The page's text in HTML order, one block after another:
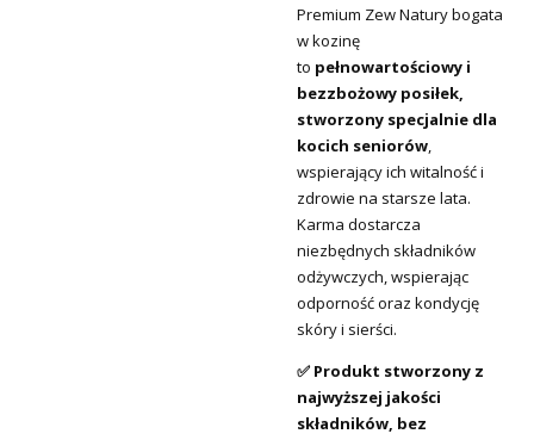
Premium Zew Natury bogata
w kozinę
to pełnowartościowy i
bezzbożowy posiłek,
stworzony specjalnie dla
kocich seniorów,
wspierający ich witalność i
zdrowie na starsze lata.
Karma dostarcza
niezbędnych składników
odżywczych, wspierając
odporność oraz kondycję
skóry i sierści.
✅ Produkt stworzony z
najwyższej jakości
składników, bez